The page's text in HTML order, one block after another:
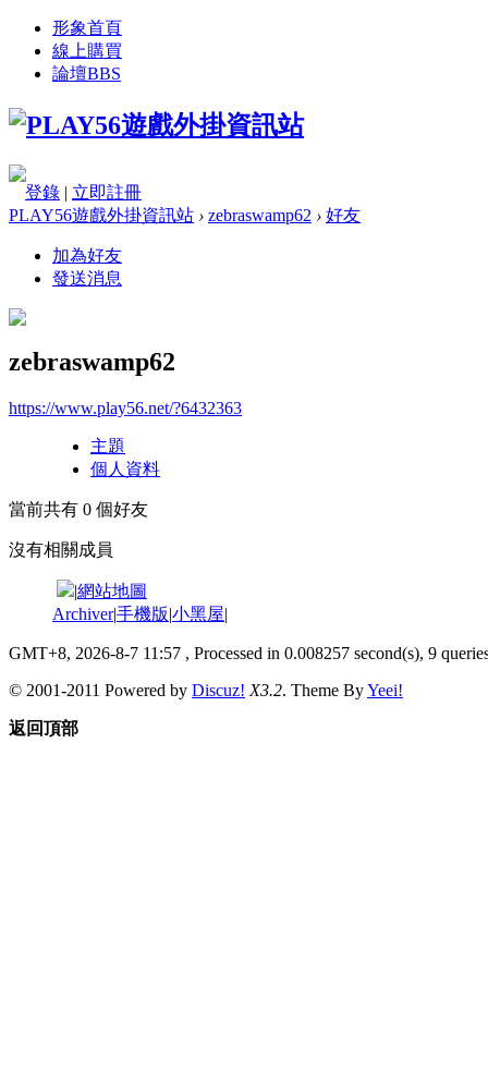
形象首頁
線上購買
論壇BBS
登錄 | 立即註冊
PLAY56遊戲外掛資訊站 › zebraswamp62 › 好友
加為好友
發送消息
zebraswamp62
https://www.play56.net/?6432363
主題
個人資料
當前共有 0 個好友
沒有相關成員
|網站地圖
Archiver|手機版|小黑屋|
GMT+8, 2026-8-7 11:57 , Processed in 0.008257 second(s), 9
© 2001-2011 Powered by Discuz! X3.2. Theme ByYeei!
返回頂部